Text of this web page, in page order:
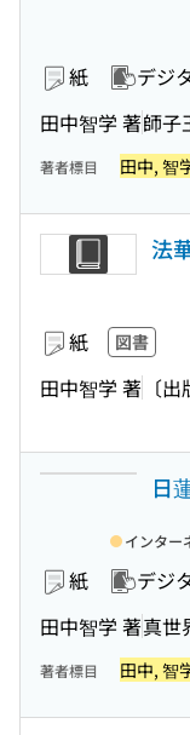
紙 デジ
田中智学 著師子
著者標目 田中, 智
法
紙 図書
田中智学 著 〔
日
紙 デジ
田中智学 著真世
インター
著者標目 田中, 智